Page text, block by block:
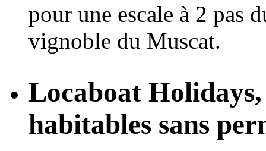
pour une escale à 2 pas
vignoble du Muscat.
Locaboat
habitables sans